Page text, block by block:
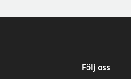
Följ oss